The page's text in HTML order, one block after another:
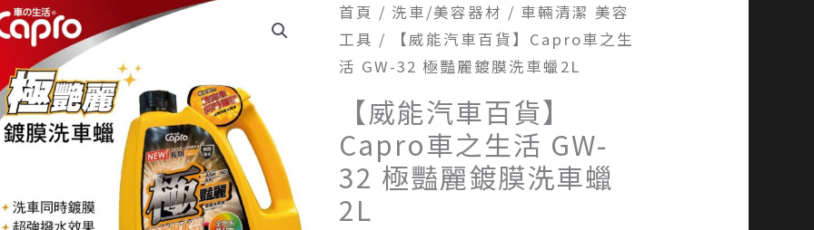
首頁 / 洗車/美容器材 / 車輛清潔 美容
工具 / 【威能汽車百貨】Capro車之生
活 GW-32 極豔麗鍍膜洗車蠟2L
【威能汽車百貨】
Capro車之生活 GW-
32 極豔麗鍍膜洗車蠟
2L